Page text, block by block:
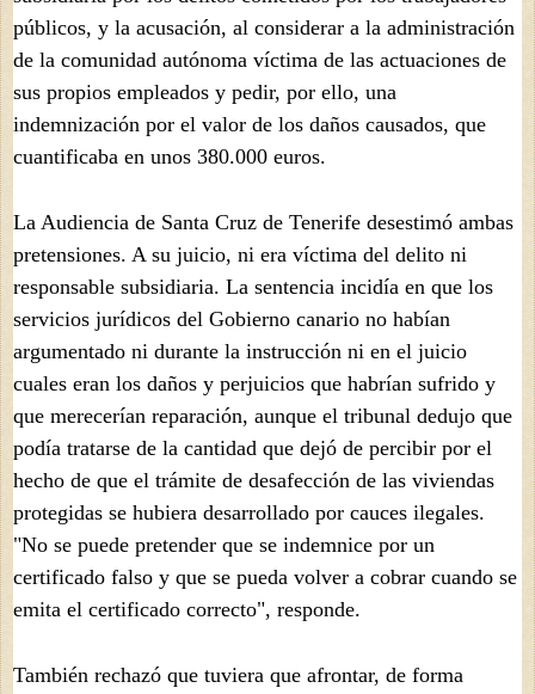
públicos, y la acusación, al considerar a la administración
de la comunidad autónoma víctima de las actuaciones de
sus propios empleados y pedir, por ello, una
indemnización por el valor de los daños causados, que
cuantificaba en unos 380.000 euros.
La Audiencia de Santa Cruz de Tenerife desestimó ambas
pretensiones. A su juicio, ni era víctima del delito ni
responsable subsidiaria. La sentencia incidía en que los
servicios jurídicos del Gobierno canario no habían
argumentado ni durante la instrucción ni en el juicio
cuales eran los daños y perjuicios que habrían sufrido y
que merecerían reparación, aunque el tribunal dedujo que
podía tratarse de la cantidad que dejó de percibir por el
hecho de que el trámite de desafección de las viviendas
protegidas se hubiera desarrollado por cauces ilegales.
"No se puede pretender que se indemnice por un
certificado falso y que se pueda volver a cobrar cuando se
emita el certificado correcto", responde.
También rechazó que tuviera que afrontar, de forma